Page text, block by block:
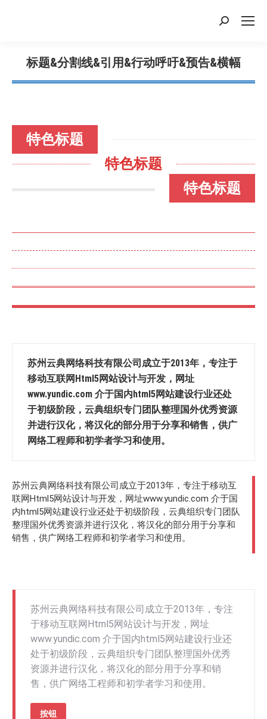
搜
标题&分割线&引用&行动呼吁&预告&横幅
您在这里：
特色标题
特色标题
特色标题
苏州云典网络科技有限公司成立于2013年，专注于
移动互联网Html5网站设计与开发，网址
www.yundic.com 介于国内html5网站建设行业还处
于初级阶段，云典组织专门团队整理国外优秀资源
并进行汉化，将汉化的部分用于分享和销售，供广
网络工程师和初学者学习和使用。
苏州云典网络科技有限公司成立于2013年，专注于移动互
联网Html5网站设计与开发，网址www.yundic.com 介于国
内html5网站建设行业还处于初级阶段，云典组织专门团队
整理国外优秀资源并进行汉化，将汉化的部分用于分享和
销售，供广网络工程师和初学者学习和使用。
苏州云典网络科技有限公司成立于2013年，专注
于移动互联网Html5网站设计与开发，网址
www.yundic.com 介于国内html5网站建设行业还
处于初级阶段，云典组织专门团队整理国外优秀
资源并进行汉化，将汉化的部分用于分享和销
售，供广网络工程师和初学者学习和使用。
按钮